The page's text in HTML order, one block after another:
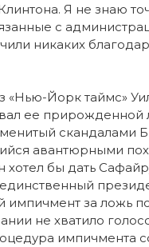
Я не знаю
с
никаких
«Нью-Йорк таймс»
ее прирожденной
скандалами
авантюрными
хотел бы дать
импичмент за ложь
не хватило
импичмента